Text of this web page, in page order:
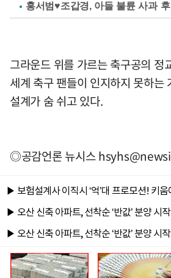
홍서범♥조갑경, 아들 불륜 사과
그라운드 위를 가르는 축구공의 정
세계 축구 팬들이 인지하지 못하는
설계가 숨 쉬고 있다.
◎공감언론 뉴시스